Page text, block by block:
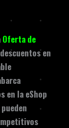
Oferta de
en
en la eShop